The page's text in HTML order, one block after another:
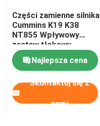
Części zamienne silnika
Cummins K19 K38
NT855 Wpływowy
zestaw tłokowy
3637396
Najlepsza cena
Skontaktuj się z
nami